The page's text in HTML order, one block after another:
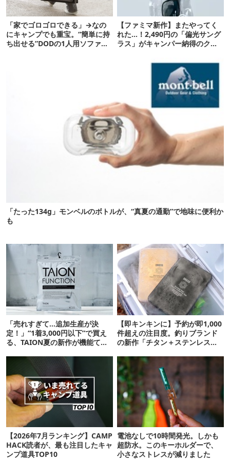
「家でゴロゴロできる」→なの
にキャンプでも重宝。“簡単に持
ち出せる”DODの1人用ソファが
【ファミマ新作】またやってく
れた…！2,490円の「偏光サング
ラス」がキャンパー納得のクオ
「たった134g」モンベルのボトルが、“真夏の通勤”で地味に便利か
も
「売れすぎて…追加生産が決
定！」“1着3,000円以下”で買え
る、TAION夏の新作が機能てん
【即キンキンに】予約が即1,000
件超えの注目度。釣りブランド
の新作「チタン＋ステンレスの
【2026年7月ランキング】CAMP
HACK読者が、最も注目したキャ
ンプ道具TOP10
電池なしで10時間発光。しかも
超防水。このキーホルダーで、
小さなストレスが減りました